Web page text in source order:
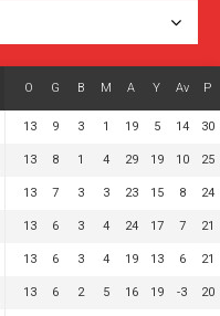
O G B M A Y Av P
13 9 3 1 19 5 14 30
13 8 1 4 29 19 10 25
13 7 3 3 23 15 8 24
13 6 3 4 24 17 7 21
13 6 3 4 19 13 6 21
13 6 2 5 16 19 -3 20